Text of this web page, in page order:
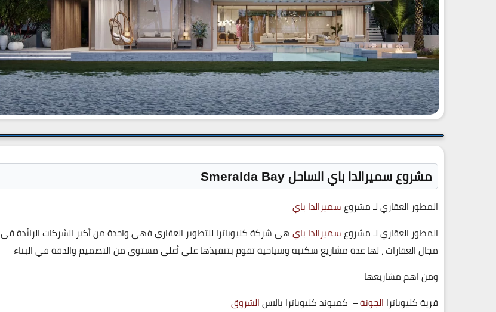
مشروع سميرالدا باي الساحل Smeralda Bay
المطور العقاري لـ مشروعسميرالدا باي
المطور العقاري لـ مشروعسميرالدا بايهي شركة كليوباترا للتطوير العقاري فهي واحدة من أكبر الشركات الرائدة في
مجال العقارات ، لها عدة مشاريع سكنية وسياحية تقوم بتنفيذها على أعلى مستوى من التصميم والدقة في البناء
ومن اهم مشاريعها
قرية كليوباتراالجونة– كمبوند كليوباترا بالاسالشروق